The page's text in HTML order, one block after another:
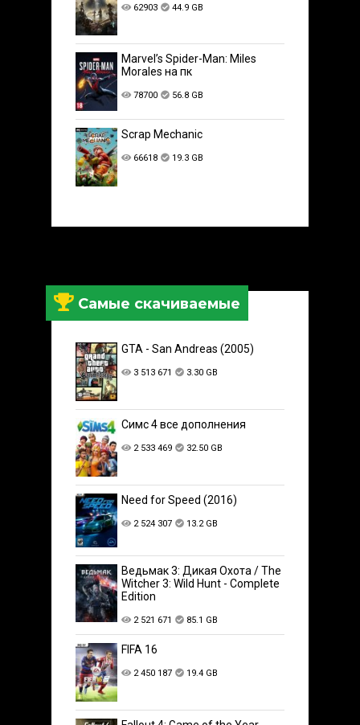
62903 44.9 GB
Marvel’s Spider-Man: Miles
Morales на пк
78700 56.8 GB
Scrap Mechanic
66618 19.3 GB
Самые скачиваемые
GTA - San Andreas (2005)
3 513 671 3.30 GB
Симс 4 все дополнения
2 533 469 32.50 GB
Need for Speed (2016)
2 524 307 13.2 GB
Ведьмак 3: Дикая Охота / The
Witcher 3: Wild Hunt - Complete
Edition
2 521 671 85.1 GB
FIFA 16
2 450 187 19.4 GB